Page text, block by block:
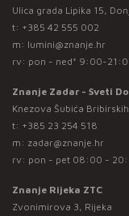
Ulica grada Lipika 15,
t: +385 42 555 002
m: lumini@znanje.hr
rv: pon - ned* 9:00-
Znanje Zadar - Sveti
Knezova Šubića
t: +385 23 254 518
m: zadar@znanje.hr
rv: pon - pet 08:00 -
Znanje Rijeka ZTC
Zvonimirova 3, Rijeka